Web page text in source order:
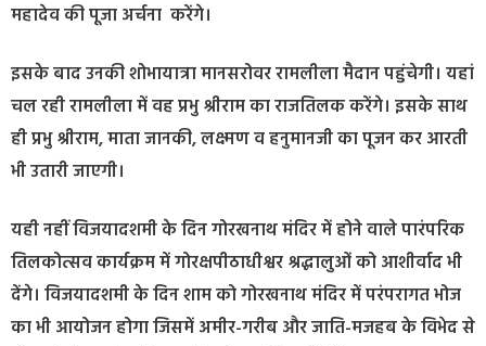
महादेव की पूजा अर्चना करेंगे।
इसके बाद उनकी शोभायात्रा मानसरोवर रामलीला मैदान पहुंचेगी। यहां
चल रही रामलीला में वह प्रभु श्रीराम का राजतिलक करेंगे। इसके साथ
ही प्रभु श्रीराम, माता जानकी, लक्ष्मण व हनुमानजी का पूजन कर आरती
भी उतारी जाएगी।
यही नहीं विजयादशमी के दिन गोरखनाथ मंदिर में होने वाले पारंपरिक
तिलकोत्सव कार्यक्रम में गोरक्षपीठाधीश्वर श्रद्धालुओं को आशीर्वाद भी
देंगे। विजयादशमी के दिन शाम को गोरखनाथ मंदिर में परंपरागत भोज
का भी आयोजन होगा जिसमें अमीर-गरीब और जाति-मजहब के विभेद से